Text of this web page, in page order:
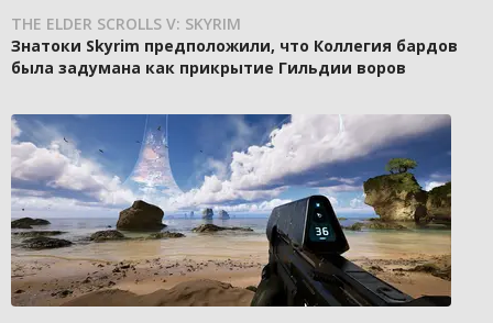
THE ELDER SCROLLS V: SKYRIM
Знатоки Skyrim предположили, что Коллегия бардов
была задумана как прикрытие Гильдии воров